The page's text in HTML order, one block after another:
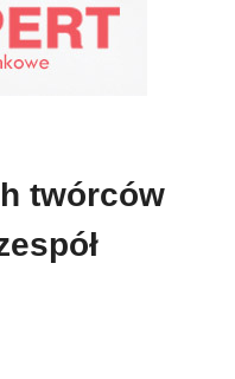
twórców